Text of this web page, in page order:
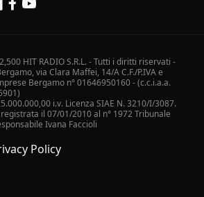
HIT RADIO S.R.L. - Tutti i diritti riservati -
via Clara Maffei, 14/A C.F./P.IVA e
Bergamo n° 01646950160 - (c.c.i.a.a.
i.v. Licenza SIAE N. 3210/I/3087.
il 07/01/2010 al n° 1972 Tribunale
Ivana Faccioli
Policy